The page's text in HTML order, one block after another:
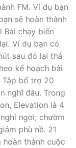
FM. Ví dụ bạn
sẽ hoàn thành
Bài chạy biến
Ví dụ bạn có
sau đó lại thả
kế hoạch bài
Tập bổ trợ 20
nghĩ đâu. Trong
Elevation là 4
ngơi; chườm
phù nề. 21
hoàn thành cuộc